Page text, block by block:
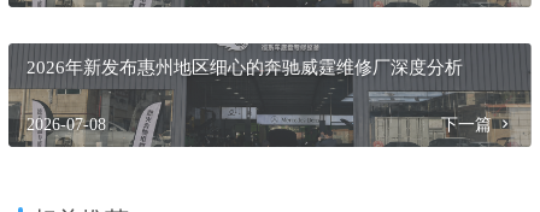
其核心优势在于：长达16年的纯粹奔驰专修背景，确保了技
术经验的深度积累；全部来自原4S店的核心技师团队，保证
了维修标准与工艺的原厂规范性；从专业诊断设备到免费救
援的全方位服务保障体系，展现了以客户为中心的细心考
量。这些特质共同构筑了其能够提供“和4S店一样”专业，甚